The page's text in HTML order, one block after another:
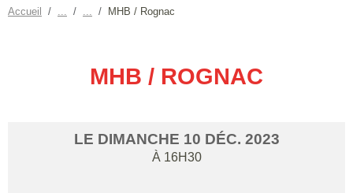
Accueil MHB / Rognac
MHB / ROGNAC
LE DIMANCHE 10 DÉC. 2023
À 16H30